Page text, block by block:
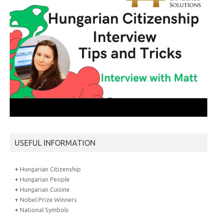
USEFUL INFORMATION
+ Hungarian Citizenship
+ Hungarian People
+ Hungarian Cuisine
+ Nobel Prize Winners
+ National Symbols